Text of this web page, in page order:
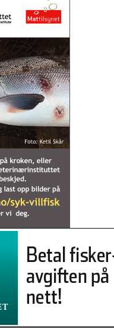
kjempekraftverk
gir håp for
–
på laks
i
kamp
jo mer bly,